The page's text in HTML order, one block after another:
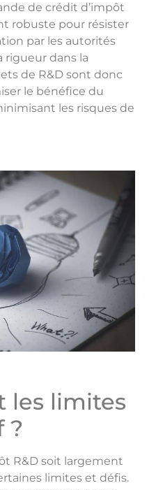
de crédit d’impôt
robuste pour résister
par les autorités
rigueur dans la
de R&D sont donc
le bénéfice du
les risques de
les limites
?
R&D soit largement
limites et défis.